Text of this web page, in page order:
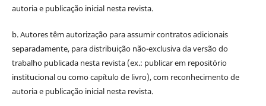
autoria e publicação inicial nesta revista.
b. Autores têm autorização para assumir contratos adicionais
separadamente, para distribuição não-exclusiva da versão do
trabalho publicada nesta revista (ex.: publicar em repositório
institucional ou como capítulo de livro), com reconhecimento de
autoria e publicação inicial nesta revista.